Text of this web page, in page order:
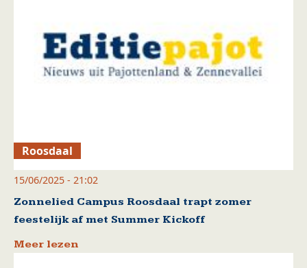
Roosdaal
15/06/2025 - 21:02
Zonnelied Campus Roosdaal trapt zomer
feestelijk af met Summer Kickoff
Meer lezen